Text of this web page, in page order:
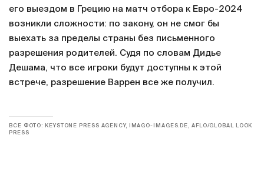
его выездом в Грецию на матч отбора к Евро-2024
возникли сложности: по закону, он не смог бы
выехать за пределы страны без письменного
разрешения родителей. Судя по словам Дидье
Дешама, что все игроки будут доступны к этой
встрече, разрешение Варрен все же получил.
ВСЕ ФОТО: KEYSTONE PRESS AGENCY, IMAGO-IMAGES.DE, AFLO/GLOBAL LOOK
PRESS